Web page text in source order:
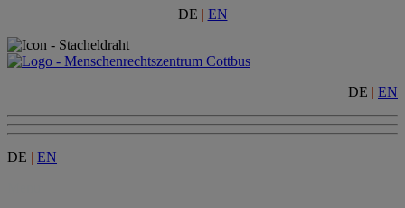
DE | EN
DE | EN
DE | EN